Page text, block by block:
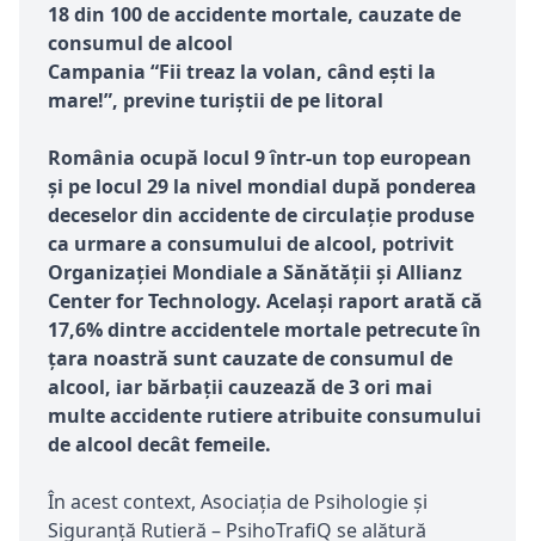
18 din 100 de accidente mortale, cauzate de
consumul de alcool
Campania “Fii treaz la volan, când eşti la
mare!”, previne turiştii de pe litoral
România ocupă locul 9 într-un top european
şi pe locul 29 la nivel mondial după ponderea
deceselor din accidente de circulaţie produse
ca urmare a consumului de alcool, potrivit
Organizaţiei Mondiale a Sănătăţii şi Allianz
Center for Technology. Acelaşi raport arată că
17,6% dintre accidentele mortale petrecute în
ţara noastră sunt cauzate de consumul de
alcool, iar bărbaţii cauzează de 3 ori mai
multe accidente rutiere atribuite consumului
de alcool decât femeile.
În acest context, Asociaţia de Psihologie şi
Siguranţă Rutieră – PsihoTrafiQ se alătură